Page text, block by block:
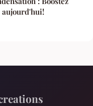
aujourd'hui!